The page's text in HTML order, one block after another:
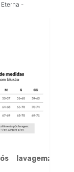
-
lavagem: